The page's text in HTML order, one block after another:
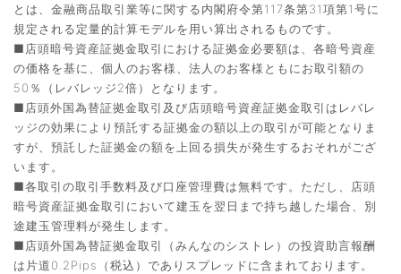
とは、金融商品取引業等に関する内閣府令第117条第31項第1号に
規定される定量的計算モデルを用い算出されるものです。
■店頭暗号資産証拠金取引における証拠金必要額は、各暗号資産
の価格を基に、個人のお客様、法人のお客様ともにお取引額の
50％（レバレッジ2倍）となります。
■店頭外国為替証拠金取引及び店頭暗号資産証拠金取引はレバレ
ッジの効果により預託する証拠金の額以上の取引が可能となりま
すが、預託した証拠金の額を上回る損失が発生するおそれがござ
います。
■各取引の取引手数料及び口座管理費は無料です。ただし、店頭
暗号資産証拠金取引において建玉を翌日まで持ち越した場合、別
途建玉管理料が発生します。
■店頭外国為替証拠金取引（みんなのシストレ）の投資助言報酬
は片道0.2Pips（税込）でありスプレッドに含まれております。